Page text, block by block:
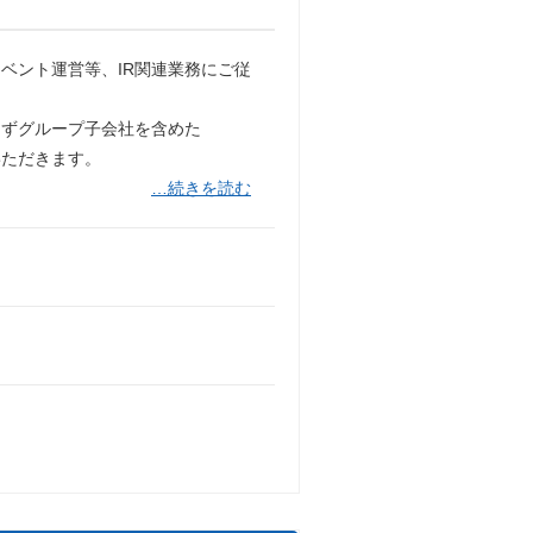
ント運営等、IR関連業務にご従
グループ子会社を含めた
だきます。
…続きを読む